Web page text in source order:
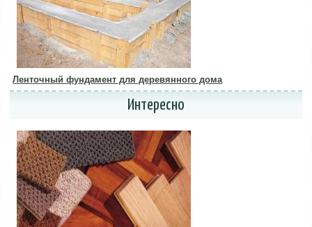
Ленточный фундамент для деревянного дома
Интересно